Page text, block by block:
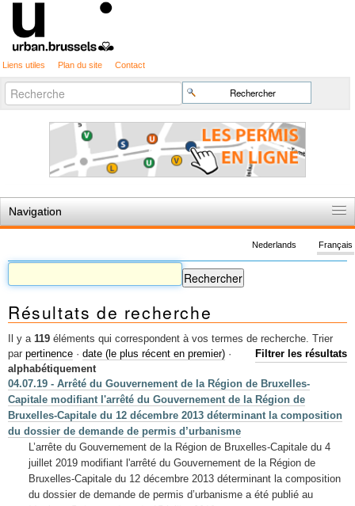
Liens utiles Plan du site Contact
Chercher par
Recherche
avancée…
Navigation
Règles du jeu
Permis d'urbanisme
Cartographie
Etudes et publications
Mots-clés
Renseignements urbanistiques
Français
Nederlands
Résultats de recherche
Il y a 119 éléments qui correspondent à vos termes de recherche.
Filtrer les résultats
Trier
par pertinence · date (le plus récent en premier) ·
alphabétiquement
04.07.19 - Arrêté du Gouvernement de la Région de Bruxelles-
Capitale modifiant l'arrêté du Gouvernement de la Région de
Bruxelles-Capitale du 12 décembre 2013 déterminant la composition
du dossier de demande de permis d’urbanisme
L’arrête du Gouvernement de la Région de Bruxelles-Capitale du 4
juillet 2019 modifiant l'arrêté du Gouvernement de la Région de
Bruxelles-Capitale du 12 décembre 2013 déterminant la composition
du dossier de demande de permis d’urbanisme a été publié au